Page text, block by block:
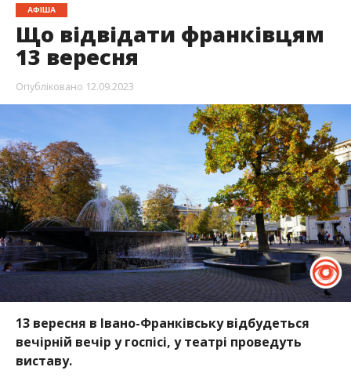
АФІША
Що відвідати франківцям
13 вересня
Опубліковано 12.09.2023
13 вересня в Івано-Франківську відбудеться
вечірній вечір у госпісі, у театрі проведуть
виставу.